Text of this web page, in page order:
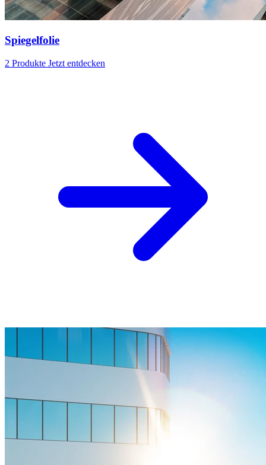
Spiegelfolie
2 Produkte Jetzt entdecken